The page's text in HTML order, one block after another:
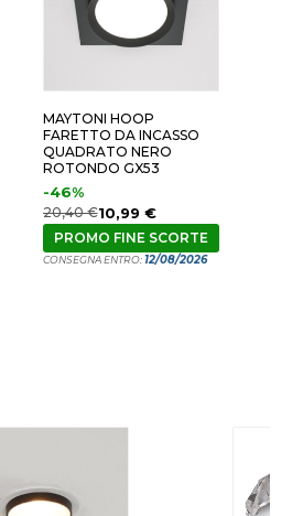
MAYTONI HOOP
FARETTO DA INCASSO
QUADRATO NERO
ROTONDO GX53
-46%
20,40 €10,99 €
PROMO FINE SCORTE
CONSEGNA ENTRO:12/08/2026